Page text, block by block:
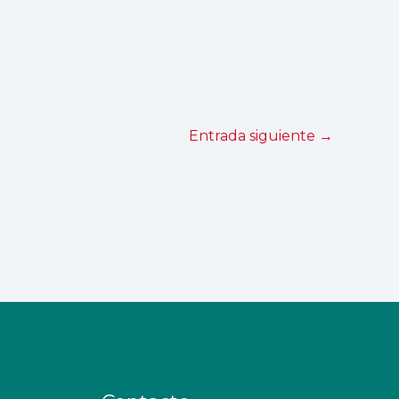
Entrada siguiente →